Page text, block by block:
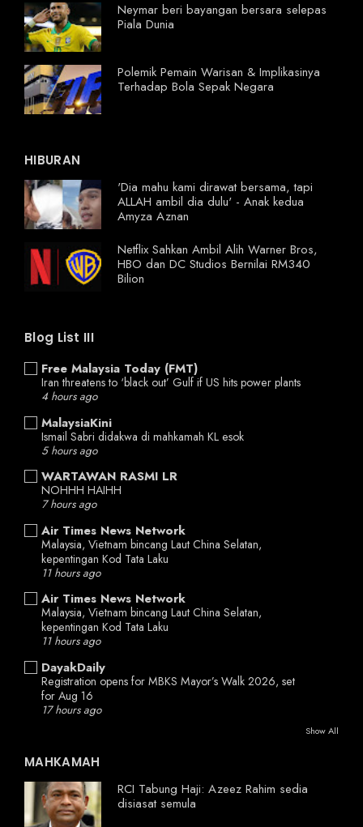
Neymar beri bayangan bersara selepas
Piala Dunia
Polemik Pemain Warisan & Implikasinya
Terhadap Bola Sepak Negara
HIBURAN
'Dia mahu kami dirawat bersama, tapi
ALLAH ambil dia dulu' - Anak kedua
Amyza Aznan
Netflix Sahkan Ambil Alih Warner Bros,
HBO dan DC Studios Bernilai RM340
Bilion
Blog List III
Free Malaysia Today (FMT)
Iran threatens to ‘black out’ Gulf if US hits power plants
4 hours ago
MalaysiaKini
Ismail Sabri didakwa di mahkamah KL esok
5 hours ago
WARTAWAN RASMI LR
NOHHH HAIHH
7 hours ago
Air Times News Network
Malaysia, Vietnam bincang Laut China Selatan,
kepentingan Kod Tata Laku
11 hours ago
Air Times News Network
Malaysia, Vietnam bincang Laut China Selatan,
kepentingan Kod Tata Laku
11 hours ago
DayakDaily
Registration opens for MBKS Mayor’s Walk 2026, set
for Aug 16
17 hours ago
Show All
MAHKAMAH
RCI Tabung Haji: Azeez Rahim sedia
disiasat semula